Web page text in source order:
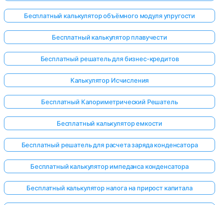
Бесплатный калькулятор объёмного модуля упругости
Бесплатный калькулятор плавучести
Бесплатный решатель для бизнес-кредитов
Калькулятор Исчисления
Бесплатный Калориметрический Решатель
Бесплатный калькулятор емкости
Бесплатный решатель для расчета заряда конденсатора
Бесплатный калькулятор импеданса конденсатора
Бесплатный калькулятор налога на прирост капитала